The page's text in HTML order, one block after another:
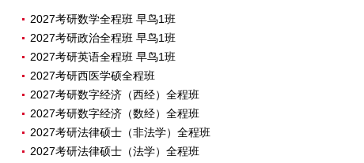
2027考研数学全程班 早鸟1班
2027考研政治全程班 早鸟1班
2027考研英语全程班 早鸟1班
2027考研西医学硕全程班
2027考研数字经济（西经）全程班
2027考研数字经济（数经）全程班
2027考研法律硕士（非法学）全程班
2027考研法律硕士（法学）全程班